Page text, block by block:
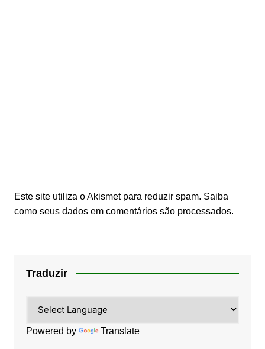
Este site utiliza o Akismet para reduzir spam. Saiba
como seus dados em comentários são processados.
Traduzir
Powered by Translate